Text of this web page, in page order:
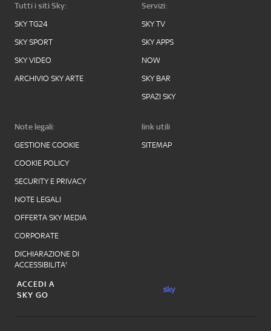
Tutti i siti Sky:
SKY TG24
SKY SPORT
SKY VIDEO
ARCHIVIO SKY ARTE
Servizi:
SKY TV
SKY APPS
NOW
SKY BAR
SPAZI SKY
Note legali:
GESTIONE COOKIE
COOKIE POLICY
SECURITY E PRIVACY
NOTE LEGALI
OFFERTA SKY MEDIA
CORPORATE
DICHIARAZIONE DI
ACCESSIBILITA'
link utili
SITEMAP
ACCEDI A
SKY GO